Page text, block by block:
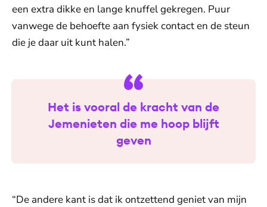
een extra dikke en lange knuffel gekregen. Puur
vanwege de behoefte aan fysiek contact en de steun
die je daar uit kunt halen.”
Het is vooral de kracht van de
Jemenieten die me hoop blijft
geven
“De andere kant is dat ik ontzettend geniet van mijn